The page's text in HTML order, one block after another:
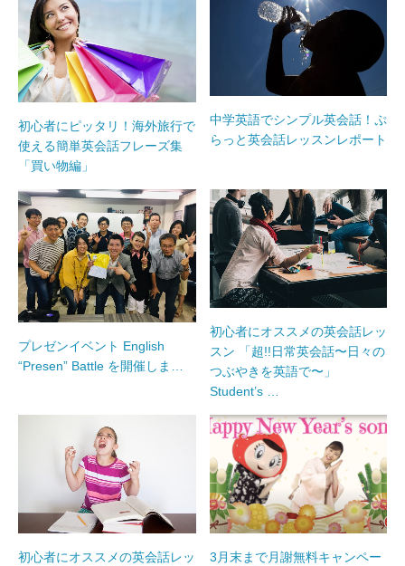
初心者にピッタリ！海外旅行で
使える簡単英会話フレーズ集
「買い物編」
中学英語でシンプル英会話！ぷ
らっと英会話レッスンレポート
プレゼンイベント English
“Presen” Battle を開催しま…
初心者にオススメの英会話レッ
スン 「超!!日常英会話〜日々の
つぶやきを英語で〜」
Student’s …
初心者にオススメの英会話レッ
3月末まで月謝無料キャンペー